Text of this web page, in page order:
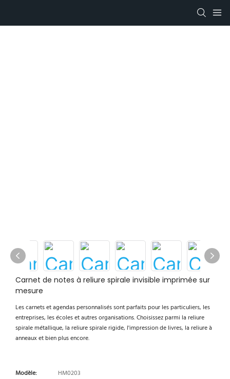
Carnet de notes à reliure spirale invisible imprimée sur
mesure
Les carnets et agendas personnalisés sont parfaits pour les particuliers, les
entreprises, les écoles et autres organisations. Choisissez parmi la reliure
spirale métallique, la reliure spirale rigide, l'impression de livres, la reliure à
anneaux et bien plus encore.
Modèle:
HM0203